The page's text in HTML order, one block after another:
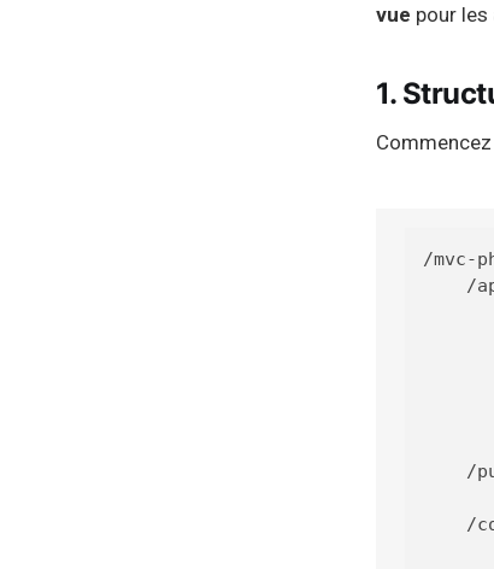
vue pour
1.
/mvc-
/
/
/